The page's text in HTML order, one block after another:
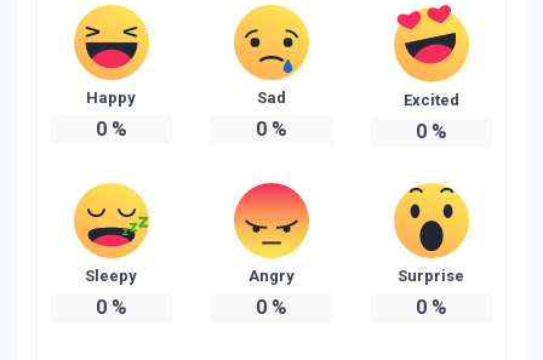
Happy
0%
Sad
0%
Excited
0%
Sleepy
0%
Angry
0%
Surprise
0%